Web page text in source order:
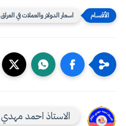
اسعار الدولار والعملات في العراق
الاستاذ احمد مهدي